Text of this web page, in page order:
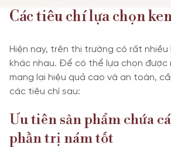
Các tiêu chí lựa chọn
Hiện nay, trên thị trường có rất nhiều
khác nhau. Để có thể lựa chọn được
mang lại hiệu quả cao và an toàn,
các tiêu chí sau:
Ưu tiên sản phẩm chứa
phần trị nám tốt